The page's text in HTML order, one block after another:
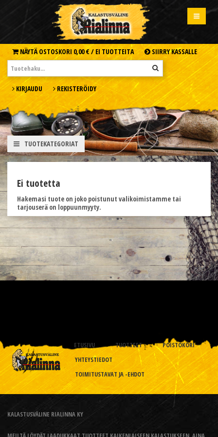
NÄYTÄ OSTOSKORI 0,00 € / EI TUOTTEITA SIIRRY KASSALLE
KIRJAUDU REKISTERÖIDY
TUOTEKATEGORIAT
Ei tuotetta
Hakemasi tuote on joko poistunut valikoimistamme tai
tarjouserä on loppuunmyyty.
ETUSIVU TUOTTEET
POISTOKORI
YHTEYSTIEDOT
TOIMITUSTAVAT JA -EHDOT
KALASTUSVÄLINE RIALINNA KY